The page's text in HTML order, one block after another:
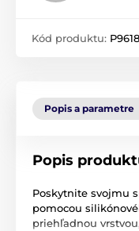
Kód produktu:
Popis a parametre
Popis
Poskytnite svojmu
pomocou
priehľadnou